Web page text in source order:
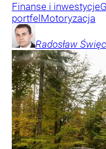
Finanse i inwestycje
portfel Motoryzacja
Radosław